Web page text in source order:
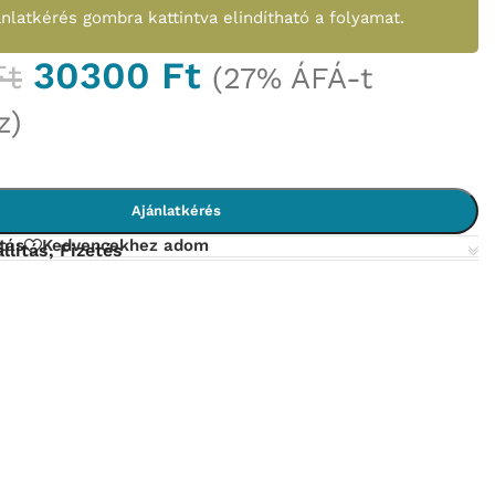
gombra kattintva elindítható a folyamat.
30300 Ft (27% ÁFÁ-t
Ajánlatkérés
Kedvencekhez adom
Fizetés